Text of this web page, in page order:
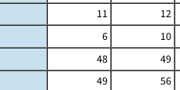
11 12
6 10
48 49
49 56